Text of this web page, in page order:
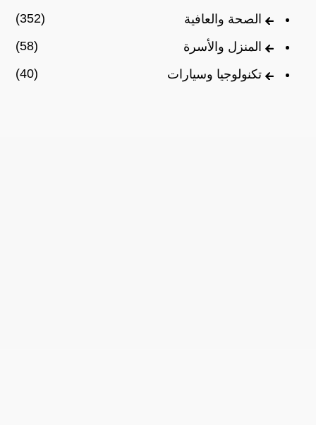
الصحة والعافية
(352)
المنزل والأسرة
(58)
تكنولوجيا وسيارات
(40)